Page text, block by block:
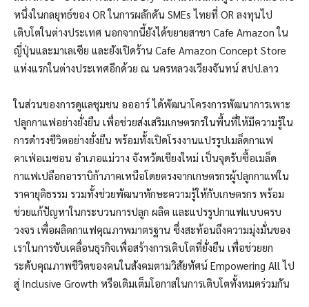
หนึ่งในกลยุทธ์ของ OR ในการผลักดัน SMEs ไทยที่ OR ลงทุนไป
เติบโตในต่างประเทศ นอกจากนี้ยังได้ขยายสาขา Cafe Amazon ใน
ญี่ปุ่นและมาเลเซีย และยังเปิดร้าน Cafe Amazon Concept Store
แห่งแรกในต่างประเทศอีกด้วย ณ นครหลวงเวียงจันทน์ สปป.ลาว
ในส่วนของการดูแลชุมชน อออาร์ ได้พัฒนาโครงการพัฒนาการเพาะ
ปลูกกาแฟอย่างยั่งยืน เพื่อช่วยส่งเสริมเกษตรกรในพื้นที่ให้มีความรู้ใน
การดำรงชีวิตอย่างยั่งยืน พร้อมทั้งเปิดโรงงานแปรรูปเมล็ดกาแฟ
คาเฟ่อเมซอน อำเภอแม่วาง จังหวัดเชียงใหม่ เป็นจุดรับซื้อเมล็ด
กาแฟเปลือกอาราบิก้าภาคเหนือโดยตรงจากเกษตรกรผู้ปลูกกาแฟใน
ราคายุติธรรม รวมทั้งช่วยพัฒนาทักษะความรู้ให้กับเกษตรกร พร้อม
ช่วยแก้ปัญหาในกระบวนการปลูก ผลิต และแปรรูปกาแฟแบบครบ
วงจร เพื่อผลิตกาแฟคุณภาพมาตรฐาน ซึ่งสะท้อนถึงความมุ่งมั่นของ
เราในการขับเคลื่อนธุรกิจเพื่อสร้างการเติบโตที่ยั่งยืน เพื่อช่วยยก
ระดับคุณภาพชีวิตของคนในสังคมตามวิสัยทัศน์ Empowering All ไป
สู่ ​​Inclusive Growth หรือเติมเต็มโอกาสในการเติบโตทั้งหมดร่วมกัน